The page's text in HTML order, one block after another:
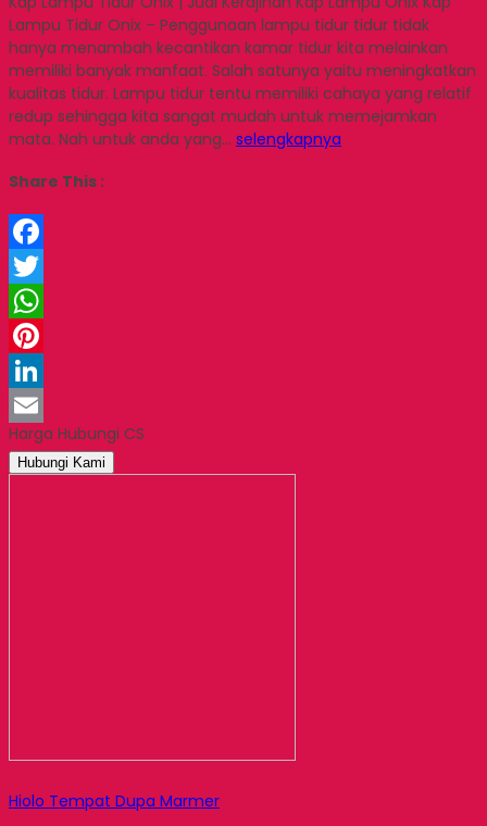
Lampu Tidur Onix – Penggunaan lampu tidur tidur tidak
hanya menambah kecantikan kamar tidur kita melainkan
memiliki banyak manfaat. Salah satunya yaitu meningkatkan
kualitas tidur. Lampu tidur tentu memiliki cahaya yang relatif
redup sehingga kita sangat mudah untuk memejamkan
mata. Nah untuk anda yang… selengkapnya
Share This :
Facebook
Twitter
WhatsApp
Pinterest
LinkedIn
Email
Harga Hubungi CS
Hubungi Kami
Hiolo Tempat Dupa Marmer